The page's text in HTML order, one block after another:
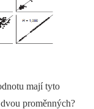
mají tyto
proměn­ných?